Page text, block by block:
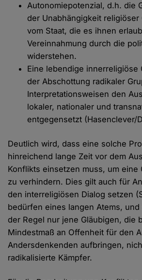
Autonomiepotenzial, d.h. die
der Unabhängigkeit religiöser
vom Staat, die es ihnen
Vereinnahmung durch die
widerstehen.
Eine lebendige innerreligiöse
der Abschottung radikaler
Interpretationsweisen den
lokaler, nationaler und
entgegensetzt (Hasenclever/
Deutlich wird, dass eine solche
hinreichend lange Zeit vor dem
Konflikts einsetzen muss, um eine
zu verhindern. Dies gilt auch für
den interreligiösen Dialog setzen
bedürfen eines langen Atems,
der Regel nur jene Gläubigen, die
Mindestmaß an Offenheit für den
Andersdenkenden aufbringen,
radikalisierte Kämpfer.